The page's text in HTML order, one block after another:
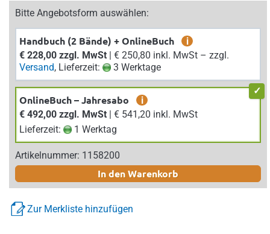
Bitte Angebotsform auswählen:
Handbuch (2 Bände) + OnlineBuch
i
€ 228,00 zzgl. MwSt
| € 250,80 inkl. MwSt – zzgl.
Versand, Lieferzeit: 3 Werktage
OnlineBuch – Jahresabo
i
€ 492,00 zzgl. MwSt
| € 541,20 inkl. MwSt
Lieferzeit:
1 Werktag
Artikelnummer: 1158200
In den Warenkorb
Zur Merkliste hinzufügen